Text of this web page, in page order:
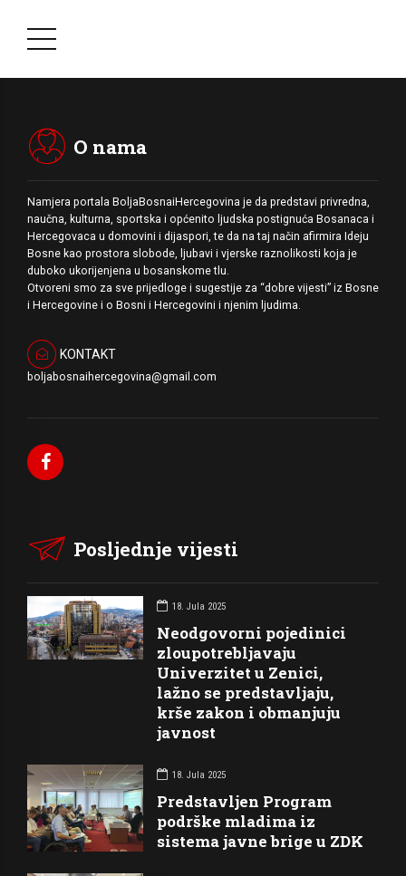
O nama
Namjera portala BoljaBosnaiHercegovina je da predstavi privredna,
naučna, kulturna, sportska i općenito ljudska postignuća Bosanaca i
Hercegovaca u domovini i dijaspori, te da na taj način afirmira Ideju
Bosne kao prostora slobode, ljubavi i vjerske raznolikosti koja je
duboko ukorijenjena u bosanskome tlu.
Otvoreni smo za sve prijedloge i sugestije za “dobre vijesti” iz Bosne
i Hercegovine i o Bosni i Hercegovini i njenim ljudima.
KONTAKT
boljabosnaihercegovina@gmail.com
Posljednje vijesti
18. Jula 2025
Neodgovorni pojedinici
zloupotrebljavaju
Univerzitet u Zenici,
lažno se predstavljaju,
krše zakon i obmanjuju
javnost
18. Jula 2025
Predstavljen Program
podrške mladima iz
sistema javne brige u ZDK